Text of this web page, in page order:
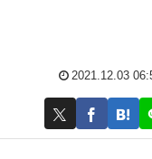
2021.12.03